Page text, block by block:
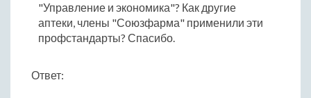
"Управление и экономика"? Как другие
аптеки, члены "Союзфарма" применили эти
профстандарты? Спасибо.
Ответ: